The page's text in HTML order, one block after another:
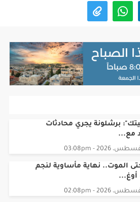
برشلونة يجري محادثات
مع...
الموت.. نهاية مأساوية لنجم
أوغ...